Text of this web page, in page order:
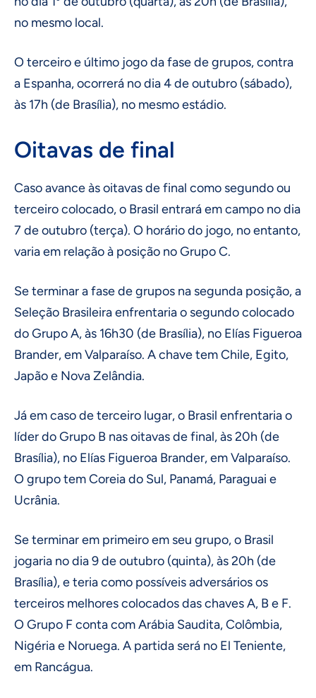
no mesmo local.
O terceiro e último jogo da fase de grupos, contra
a Espanha, ocorrerá no dia 4 de outubro (sábado),
às 17h (de Brasília), no mesmo estádio.
Oitavas de final
Caso avance às oitavas de final como segundo ou
terceiro colocado, o Brasil entrará em campo no dia
7 de outubro (terça). O horário do jogo, no entanto,
varia em relação à posição no Grupo C.
Se terminar a fase de grupos na segunda posição, a
Seleção Brasileira enfrentaria o segundo colocado
do Grupo A, às 16h30 (de Brasília), no Elías Figueroa
Brander, em Valparaíso. A chave tem Chile, Egito,
Japão e Nova Zelândia.
Já em caso de terceiro lugar, o Brasil enfrentaria o
líder do Grupo B nas oitavas de final, às 20h (de
Brasília), no Elías Figueroa Brander, em Valparaíso.
O grupo tem Coreia do Sul, Panamá, Paraguai e
Ucrânia.
Se terminar em primeiro em seu grupo, o Brasil
jogaria no dia 9 de outubro (quinta), às 20h (de
Brasília), e teria como possíveis adversários os
terceiros melhores colocados das chaves A, B e F.
O Grupo F conta com Arábia Saudita, Colômbia,
Nigéria e Noruega. A partida será no El Teniente,
em Rancágua.